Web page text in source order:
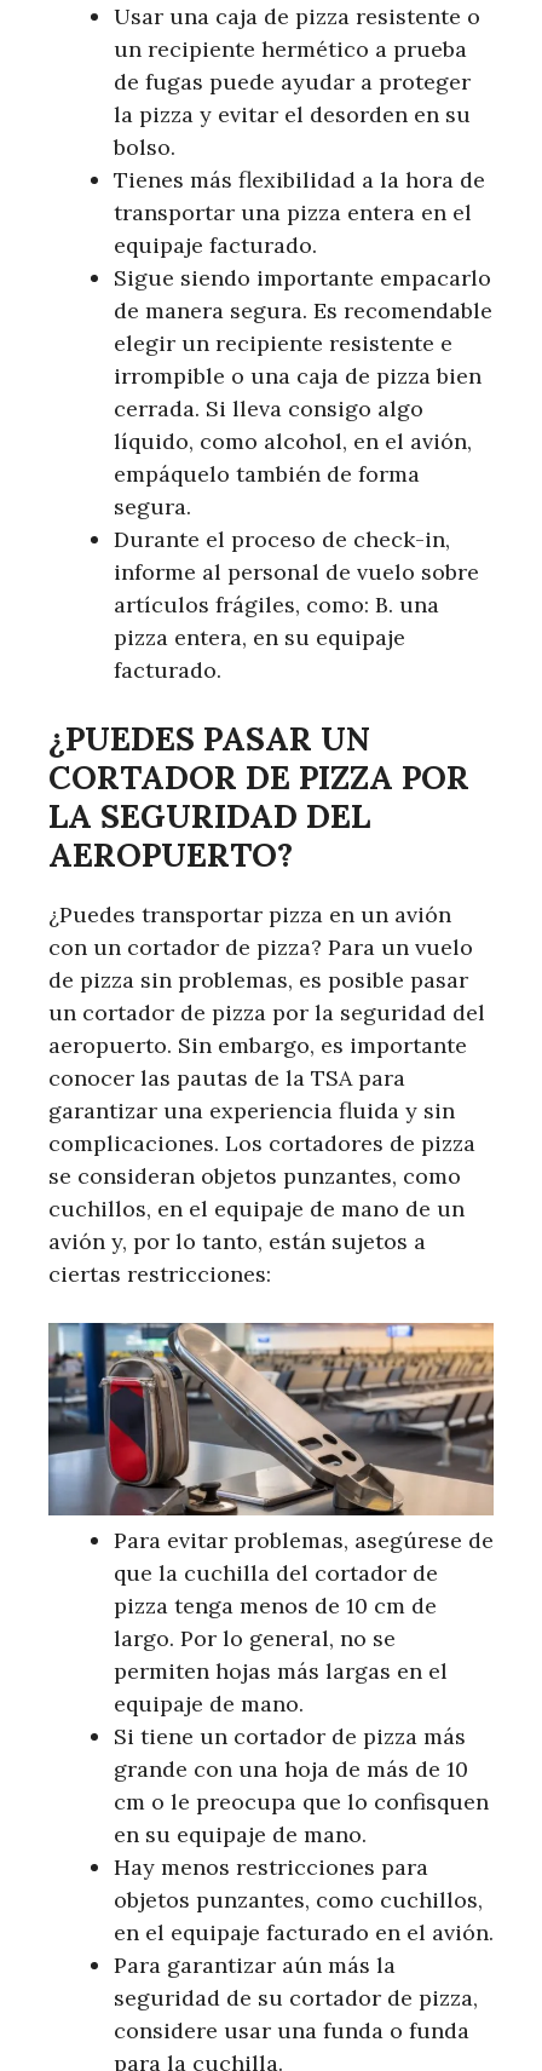
Usar una caja de pizza resistente o
un recipiente hermético a prueba
de fugas puede ayudar a proteger
la pizza y evitar el desorden en su
bolso.
Tienes más flexibilidad a la hora de
transportar una pizza entera en el
equipaje facturado.
Sigue siendo importante empacarlo
de manera segura. Es recomendable
elegir un recipiente resistente e
irrompible o una caja de pizza bien
cerrada. Si lleva consigo algo
líquido, como alcohol, en el avión,
empáquelo también de forma
segura.
Durante el proceso de check-in,
informe al personal de vuelo sobre
artículos frágiles, como: B. una
pizza entera, en su equipaje
facturado.
¿PUEDES PASAR UN
CORTADOR DE PIZZA POR
LA SEGURIDAD DEL
AEROPUERTO?
¿Puedes transportar pizza en un avión
con un cortador de pizza? Para un vuelo
de pizza sin problemas, es posible pasar
un cortador de pizza por la seguridad del
aeropuerto. Sin embargo, es importante
conocer las pautas de la TSA para
garantizar una experiencia fluida y sin
complicaciones. Los cortadores de pizza
se consideran objetos punzantes, como
cuchillos, en el equipaje de mano de un
avión y, por lo tanto, están sujetos a
ciertas restricciones:
Para evitar problemas, asegúrese de
que la cuchilla del cortador de
pizza tenga menos de 10 cm de
largo. Por lo general, no se
permiten hojas más largas en el
equipaje de mano.
Si tiene un cortador de pizza más
grande con una hoja de más de 10
cm o le preocupa que lo confisquen
en su equipaje de mano.
Hay menos restricciones para
objetos punzantes, como cuchillos,
en el equipaje facturado en el avión.
Para garantizar aún más la
seguridad de su cortador de pizza,
considere usar una funda o funda
para la cuchilla.